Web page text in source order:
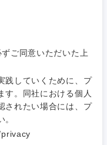
ご同意いただいた上
践していくために、プ
す。同社における個人
されたい場合には、プ
作、ゲーム
間休日120日以
宅・家賃補助有